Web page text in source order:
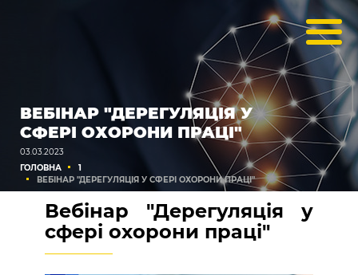
ВЕБІНАР "ДЕРЕГУЛЯЦІЯ У
СФЕРІ ОХОРОНИ ПРАЦІ"
03.03.2023
ГОЛОВНА
1
ВЕБІНАР "ДЕРЕГУЛЯЦІЯ У СФЕРІ ОХОРОНИ ПРАЦІ"
Вебінар "Дерегуляція у
сфері охорони праці"